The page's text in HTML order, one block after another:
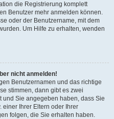
die Registrierung komplett
Benutzer mehr anmelden können.
oder der Benutzername, mit dem
Um Hilfe zu erhalten, wenden
nicht anmelden!
Benutzernamen und das richtige
stimmen, dann gibt es zwei
und Sie angegeben haben, dass Sie
einer Ihrer Eltern oder Ihrer
folgen, die Sie erhalten haben.